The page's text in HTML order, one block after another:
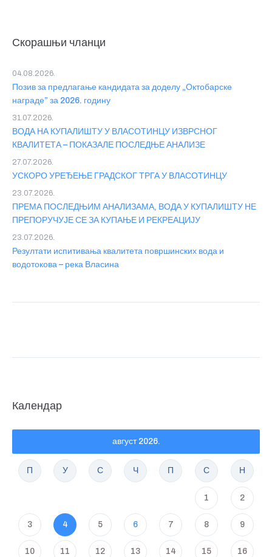
Скорашњи чланци
Позив за предлагање кандидата за доделу „Октобарске
награде” за 2026. годину
04.08.2026.
ВОДА НА КУПАЛИШТУ У ВЛАСОТИНЦУ ИЗВРСНОГ
КВАЛИТЕТА – ПОКАЗАЛЕ ПОСЛЕДЊЕ АНАЛИЗЕ
31.07.2026.
УСКОРО УРЕЂЕЊЕ ГРАДСКОГ ТРГА У ВЛАСОТИНЦУ
27.07.2026.
ПРЕМА ПОСЛЕДЊИМ АНАЛИЗАМА, ВОДА У КУПАЛИШТУ НЕ
ПРЕПОРУЧУЈЕ СЕ ЗА КУПАЊЕ И РЕКРЕАЦИЈУ
23.07.2026.
Резултати испитивања квалитета површинских вода и
водотокова – река Власина
23.07.2026.
Календар
август 2026.
П У С Ч П С Н
1 2
3 4 5 6 7 8 9
10 11 12 13 14 15 16